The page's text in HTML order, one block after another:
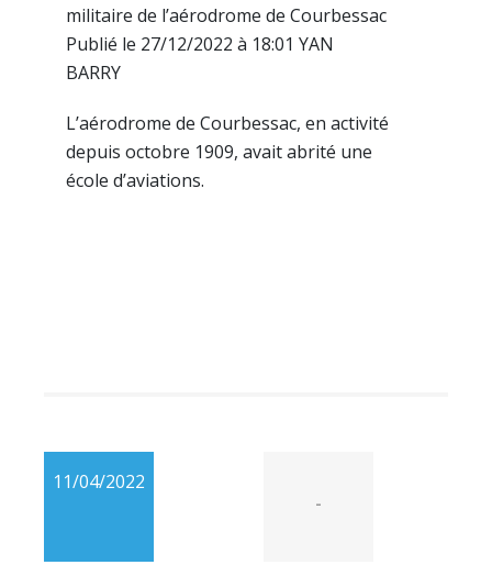
militaire de l’aérodrome de Courbessac
Publié le 27/12/2022 à 18:01 YAN
BARRY
L’aérodrome de Courbessac, en activité
depuis octobre 1909, avait abrité une
école d’aviations.
11/04/2022
-